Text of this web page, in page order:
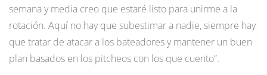
semana y media creo que estaré listo para unirme a la
rotación. Aquí no hay que subestimar a nadie, siempre hay
que tratar de atacar a los bateadores y mantener un buen
plan basados en los pitcheos con los que cuento”.